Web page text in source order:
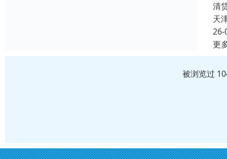
清
天
26-
更
被浏览过